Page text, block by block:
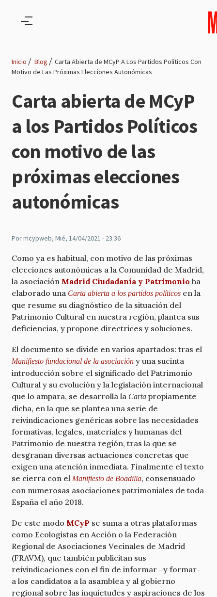
de
navegación
Inicio Blog
Carta Abierta de MCyP A Los Partidos Políticos Con
Motivo de Las Próximas Elecciones Autonómicas
Carta abierta de MCyP
a los Partidos Políticos
con motivo de las
próximas elecciones
autonómicas
Pormcypweb, Mié, 14/04/2021 - 23:36
Como ya es habitual, con motivo de las próximas
elecciones autonómicas a la Comunidad de Madrid,
la asociación Madrid Ciudadanía y Patrimonio ha
elaborado una Carta abierta a los partidos políticos en la
que resume su diagnóstico de la situación del
Patrimonio Cultural en nuestra región, plantea sus
deficiencias, y propone directrices y soluciones.
El documento se divide en varios apartados: tras el
Manifiesto fundacional de la asociación y una sucinta
introducción sobre el significado del Patrimonio
Cultural y su evolución y la legislación internacional
que lo ampara, se desarrolla la Carta propiamente
dicha, en la que se plantea una serie de
reivindicaciones genéricas sobre las necesidades
formativas, legales, materiales y humanas del
Patrimonio de nuestra región, tras la que se
desgranan diversas actuaciones concretas que
exigen una atención inmediata. Finalmente el texto
se cierra con el Manifiesto de Boadilla, consensuado
con numerosas asociaciones patrimoniales de toda
España el año 2018.
De este modo MCyP se suma a otras plataformas
como Ecologistas en Acción o la Federación
Regional de Asociaciones Vecinales de Madrid
(FRAVM), que también publicitan sus
reivindicaciones con el fin de informar –y formar-
a los candidatos a la asamblea y al gobierno
regional sobre las inquietudes y aspiraciones de los